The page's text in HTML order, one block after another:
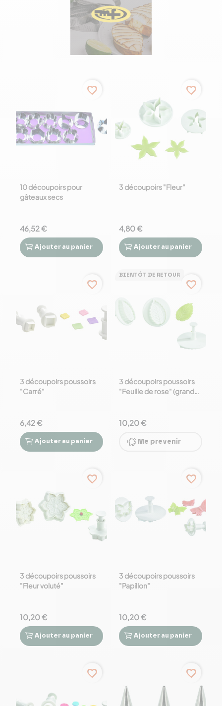
favorite_border
10 découpoirs pour
gâteaux secs
46,52 €
 
Ajouter au panier
favorite_border
3 découpoirs "Fleur"
4,80 €
 
Ajouter au panier
favorite_border
3 découpoirs poussoirs
"Carré"
6,42 €
 
Ajouter au panier
BIENTÔT DE RETOUR
favorite_border
3 découpoirs poussoirs
"Feuille de rose" (grands
10,20 €
Me prevenir
favorite_border
3 découpoirs poussoirs
"Fleur voluté"
10,20 €
 
Ajouter au panier
favorite_border
3 découpoirs poussoirs
"Papillon"
10,20 €
 
Ajouter au panier
favorite_border favorite_border